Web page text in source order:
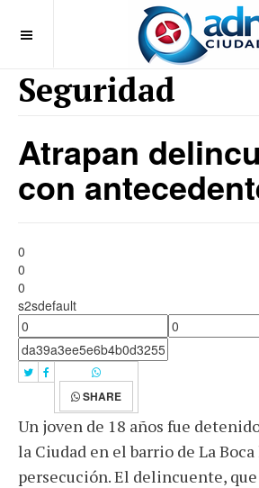
Seguridad
Atrapan
con
0
0
0
s2sdefault
SHARE
Un joven de 18 años fue
la Ciudad en el barrio de La
persecución. El delincuente,